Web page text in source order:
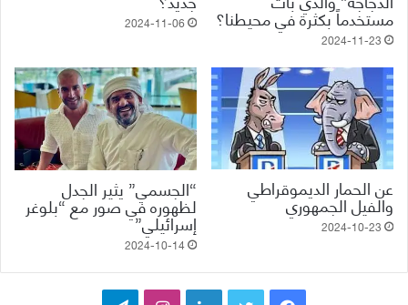
مستخدماً بكثرة في محيطنا؟
2024-11-23
2024-11-06
عن الحمار الديموقراطي
والفيل الجمهوري
2024-10-23
“الجسمي” يثير الجدل
لظهوره في صور مع “بلوغر
إسرائيلي”
2024-10-14